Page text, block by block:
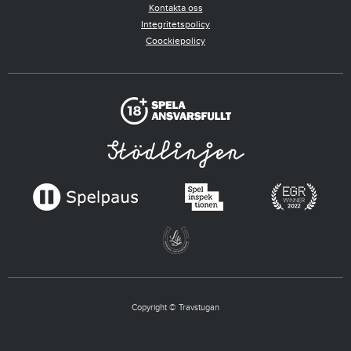
Kontakta oss
Integritetspolicy
Coockiepolicy
Copyright © Travstugan